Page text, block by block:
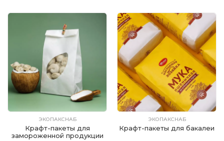
ЭКОПАКСНАБ
Крафт-пакеты для
замороженной продукции
ЭКОПАКСНАБ
Крафт-пакеты для бакалеи